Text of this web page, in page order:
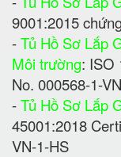
9001:2015
-Tủ Hồ Sơ Lắp
Môi trường: ISO
No. 000568-1-
-Tủ Hồ Sơ Lắp
45001:2018
VN-1-HS